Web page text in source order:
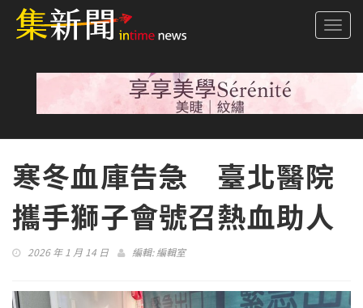
寒冬血庫告急 臺北醫院
攜手獅子會號召熱血助人
2026 年 1 月 14 日 編輯:編輯室